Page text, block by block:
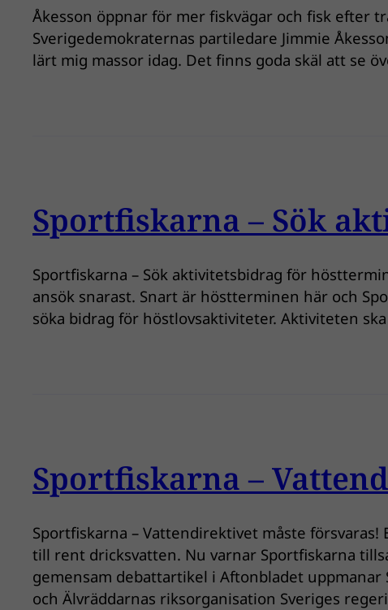
Åkesson öppnar för mer fiskvägar och fisk efter
Sverigedemokraternas partiledare Jimmie
lärt mig massor idag. Det finns goda skäl att se
Sportfiskarna – Sök
Sportfiskarna – Sök aktivitetsbidrag för
ansök snarast. Snart är höstterminen här och
söka bidrag för höstlovsaktiviteter. Aktiviteten
Sportfiskarna –
Sportfiskarna – Vattendirektivet måste
till rent dricksvatten. Nu varnar Sportfiskarna
gemensam debattartikel i Aftonbladet
och Älvräddarnas riksorganisation Sveriges